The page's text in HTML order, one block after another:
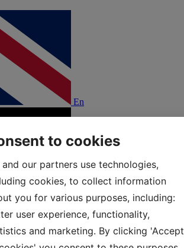
En
to cookies
and our partners use technologies,
cookies, to collect information
you for various purposes, including:
user experience, functionality,
and marketing. By clicking 'Accept